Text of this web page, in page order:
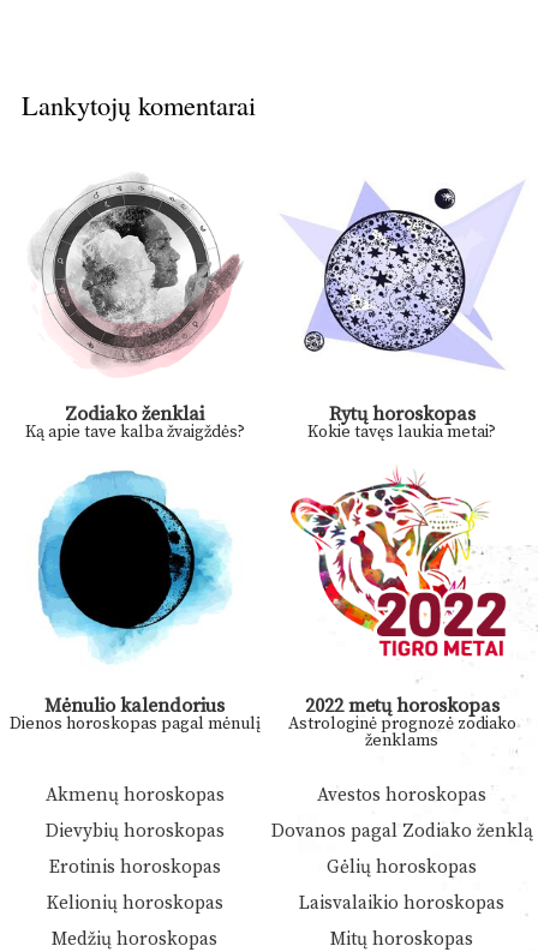
Lankytojų komentarai
Zodiako ženklai
Ką apie tave kalba žvaigždės?
Rytų horoskopas
Kokie tavęs laukia metai?
Mėnulio kalendorius
Dienos horoskopas pagal mėnulį
2022 metų horoskopas
Astrologinė prognozė zodiako
ženklams
Akmenų horoskopas
Avestos horoskopas
Dievybių horoskopas
Dovanos pagal Zodiako ženklą
Erotinis horoskopas
Gėlių horoskopas
Kelionių horoskopas
Laisvalaikio horoskopas
Medžių horoskopas
Mitų horoskopas